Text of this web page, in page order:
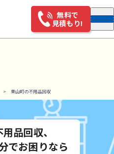
無料で
見積もり!
栗山町の不用品回収
品回収、
でお困りなら